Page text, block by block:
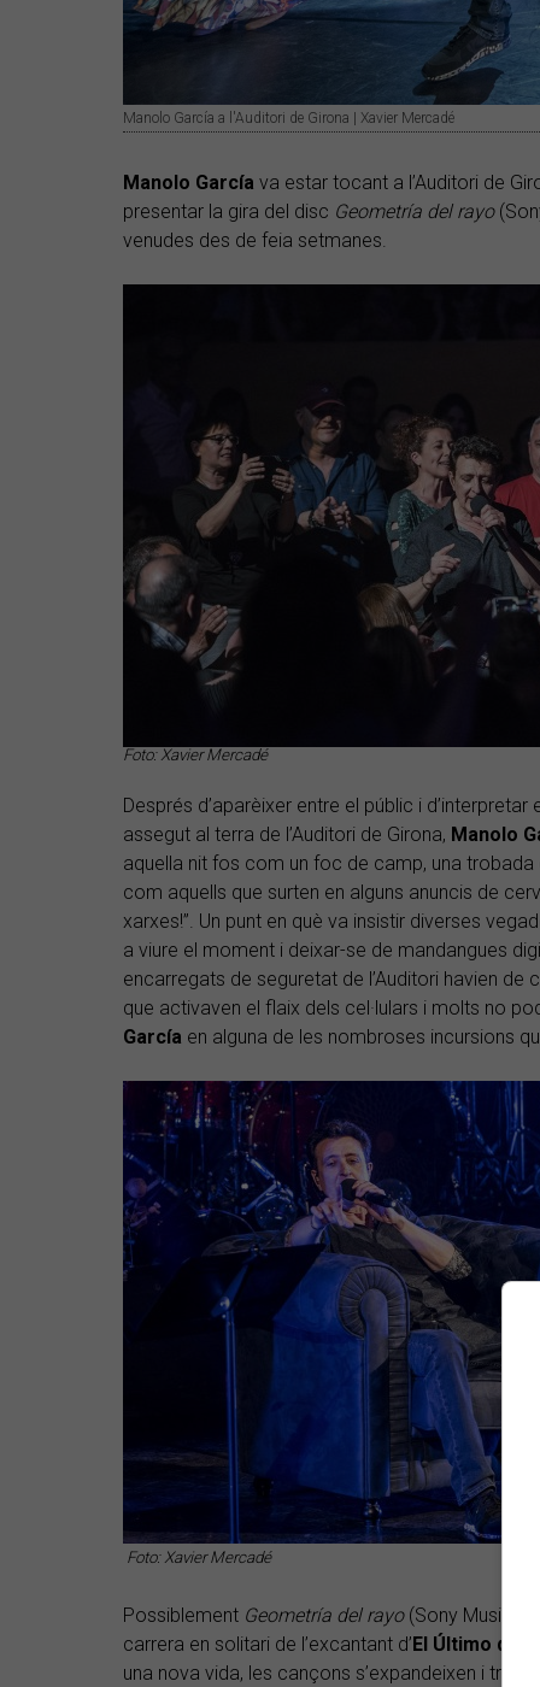
Manolo García a l'Auditori de Girona | Xavier Mercadé
Manolo García va estar tocant a l’Auditori de
presentar la gira del disc Geometría del rayo
venudes des de feia setmanes.
Foto: Xavier Mercadé
Després d’aparèixer entre el públic i
assegut al terra de l’Auditori de Girona, Manolo
aquella nit fos com un foc de camp, una
com aquells que surten en alguns anuncis de
xarxes!”. Un punt en què va insistir diverses
a viure el moment i deixar-se de mandangues
encarregats de seguretat de l’Auditori havien de
que activaven el flaix dels cel·lulars i molts no
García en alguna de les nombroses incursions
Foto: Xavier Mercadé
Possiblement Geometría del rayo(Sony Music,
carrera en solitari de l’excantant d’El Último de
una nova vida, les cançons s’expandeixen i